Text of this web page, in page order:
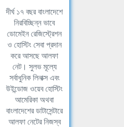
দীর্ঘ ১৭ বছর বাংলাদেশে
নিরবিচ্ছিন্ন ভাবে
ডোমেইন রেজিস্ট্রেশন
ও হোস্টিং সেবা প্রদান
করে আসছে আলফা
নেট। সুলভ মূল্যে
সর্বাধুনিক লিনাক্স এবং
উইন্ডোজ ওয়েব হোস্টিং
আমেরিকা অথবা
বাংলাদেশের ডাটাসেন্টারে
আলফা নেটের নিজস্ব